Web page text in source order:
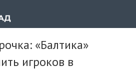
«Балтика»
игроков в